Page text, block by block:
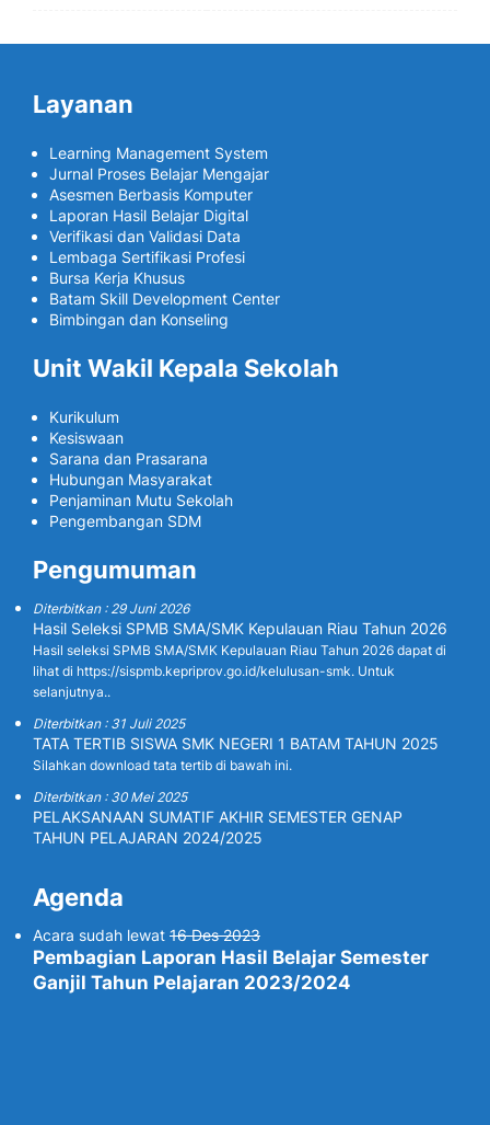
Layanan
Learning Management System
Jurnal Proses Belajar Mengajar
Asesmen Berbasis Komputer
Laporan Hasil Belajar Digital
Verifikasi dan Validasi Data
Lembaga Sertifikasi Profesi
Bursa Kerja Khusus
Batam Skill Development Center
Bimbingan dan Konseling
Unit Wakil Kepala Sekolah
Kurikulum
Kesiswaan
Sarana dan Prasarana
Hubungan Masyarakat
Penjaminan Mutu Sekolah
Pengembangan SDM
Pengumuman
Diterbitkan : 29 Juni 2026
Hasil Seleksi SPMB SMA/SMK Kepulauan Riau Tahun 2026
Hasil seleksi SPMB SMA/SMK Kepulauan Riau Tahun 2026 dapat di
lihat di https://sispmb.kepriprov.go.id/kelulusan-smk. Untuk
selanjutnya..
Diterbitkan : 31 Juli 2025
TATA TERTIB SISWA SMK NEGERI 1 BATAM TAHUN 2025
Silahkan download tata tertib di bawah ini.
Diterbitkan : 30 Mei 2025
PELAKSANAAN SUMATIF AKHIR SEMESTER GENAP
TAHUN PELAJARAN 2024/2025
Agenda
Acara sudah lewat 16 Des 2023
Pembagian Laporan Hasil Belajar Semester
Ganjil Tahun Pelajaran 2023/2024